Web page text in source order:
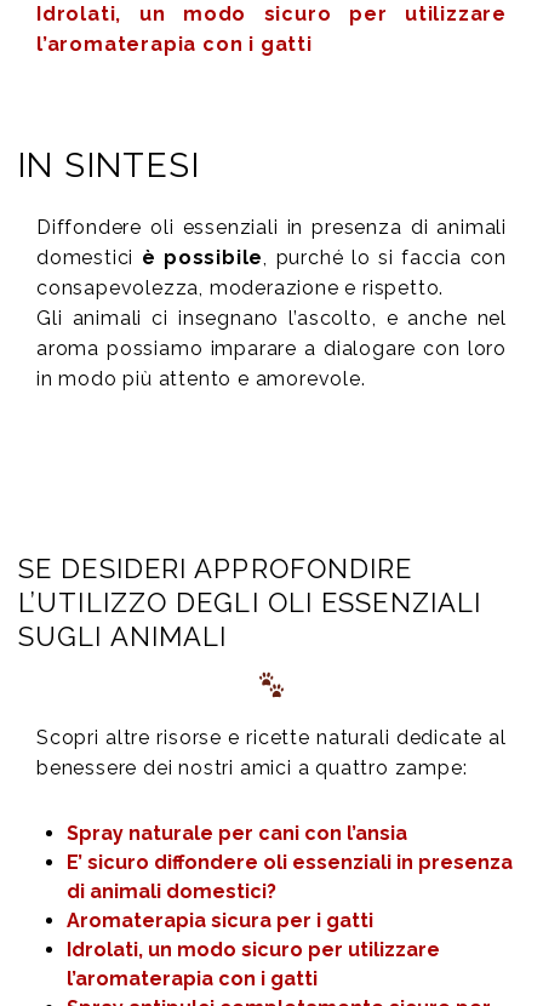
Idrolati, un modo sicuro per utilizzare
l’aromaterapia con i gatti
IN SINTESI
Diffondere oli essenziali in presenza di animali
domestici è possibile
, purché lo si faccia con
consapevolezza, moderazione e rispetto.
Gli animali ci insegnano l’ascolto, e anche nel
aroma possiamo imparare a dialogare con loro
in modo più attento e amorevole.
SE DESIDERI APPROFONDIRE
L’UTILIZZO DEGLI OLI ESSENZIALI
SUGLI ANIMALI
Scopri altre risorse e ricette naturali dedicate al
benessere dei nostri amici a quattro zampe:
Spray naturale per cani con l’ansia
E’ sicuro diffondere oli essenziali in presenza
di animali domestici?
Aromaterapia sicura per i gatti
Idrolati, un modo sicuro per utilizzare
l’aromaterapia con i gatti